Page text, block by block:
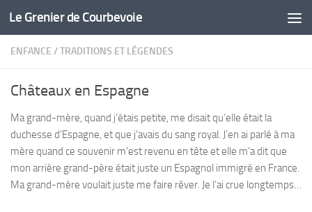
Skip to content
Le Grenier de Courbevoie
ENFANCE /TRADITIONS ET LÉGENDES
Châteaux en Espagne
Ma grand-mère, quand j’étais petite, me disait qu’elle était la
duchesse d’Espagne, et que j’avais du sang royal. J’en ai parlé à ma
mère quand ce souvenir m’est revenu en tête et elle m’a dit que
mon arrière grand-père était juste un Espagnol immigré en France.
Ma grand-mère voulait juste me faire rêver. Je l’ai crue longtemps…